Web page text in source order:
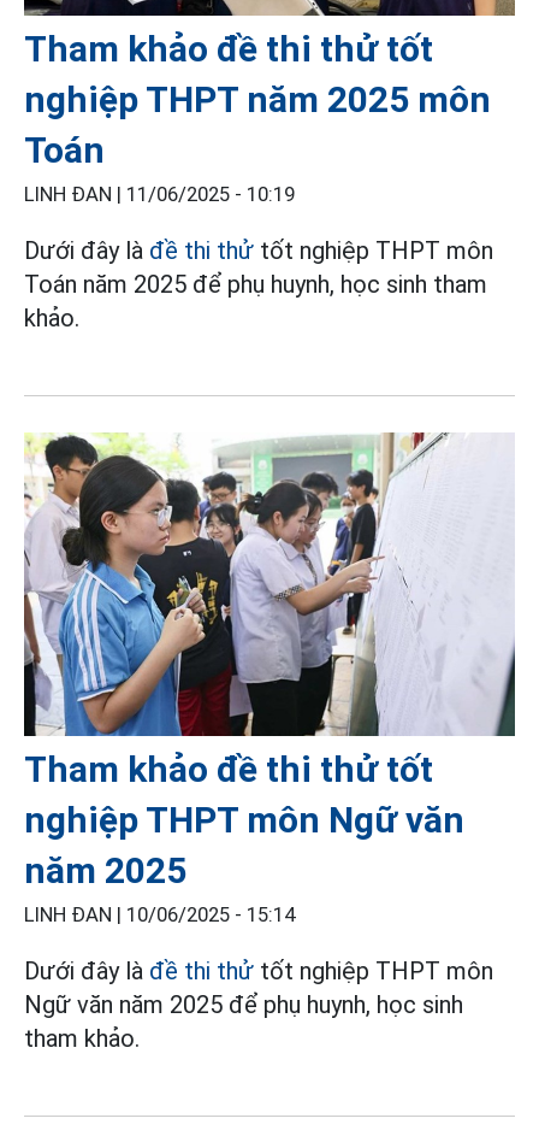
Tham khảo đề thi thử tốt
nghiệp THPT năm 2025 môn
Toán
LINH ĐAN | 11/06/2025 - 10:19
Dưới đây là đề thi thử tốt nghiệp THPT môn
Toán năm 2025 để phụ huynh, học sinh tham
khảo.
Tham khảo đề thi thử tốt
nghiệp THPT môn Ngữ văn
năm 2025
LINH ĐAN | 10/06/2025 - 15:14
Dưới đây là đề thi thử tốt nghiệp THPT môn
Ngữ văn năm 2025 để phụ huynh, học sinh
tham khảo.